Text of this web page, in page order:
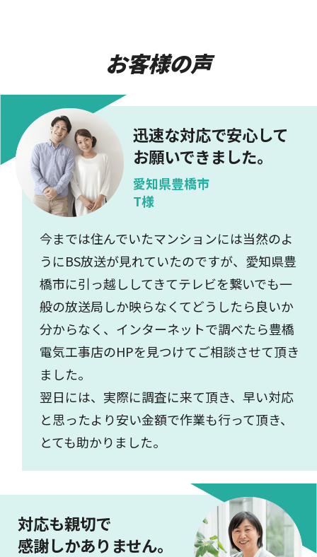
お客様の声
迅速な対応で安心して
お願いできました。
愛知県豊橋市
T様
今までは住んでいたマンションには当然のよ
うにBS放送が見れていたのですが、愛知県豊
橋市に引っ越ししてきてテレビを繋いでも一
般の放送局しか映らなくてどうしたら良いか
分からなく、インターネットで調べたら豊橋
電気工事店のHPを見つけてご相談させて頂き
ました。
翌日には、実際に調査に来て頂き、早い対応
と思ったより安い金額で作業も行って頂き、
とても助かりました。
対応も親切で
感謝しかありません。